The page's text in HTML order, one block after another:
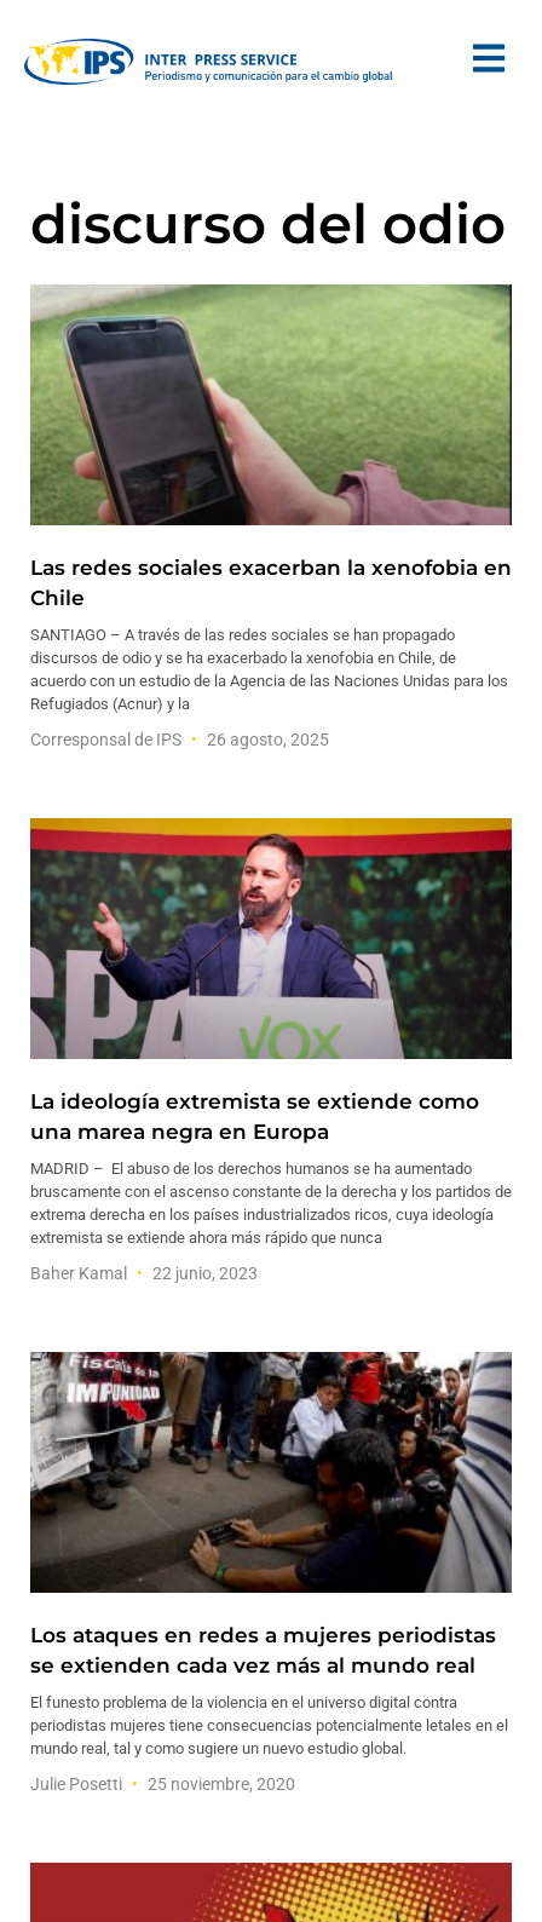
discurso del odio
Las redes sociales exacerban la xenofobia en
Chile
SANTIAGO – A través de las redes sociales se han propagado
discursos de odio y se ha exacerbado la xenofobia en Chile, de
acuerdo con un estudio de la Agencia de las Naciones Unidas para los
Refugiados (Acnur) y la
Corresponsal de IPS 26 agosto, 2025
La ideología extremista se extiende como
una marea negra en Europa
MADRID – El abuso de los derechos humanos se ha aumentado
bruscamente con el ascenso constante de la derecha y los partidos de
extrema derecha en los países industrializados ricos, cuya ideología
extremista se extiende ahora más rápido que nunca
Baher Kamal 22 junio, 2023
Los ataques en redes a mujeres periodistas
se extienden cada vez más al mundo real
El funesto problema de la violencia en el universo digital contra
periodistas mujeres tiene consecuencias potencialmente letales en el
mundo real, tal y como sugiere un nuevo estudio global.
Julie Posetti 25 noviembre, 2020